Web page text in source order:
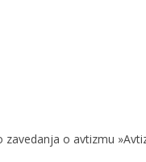
o avtizmu